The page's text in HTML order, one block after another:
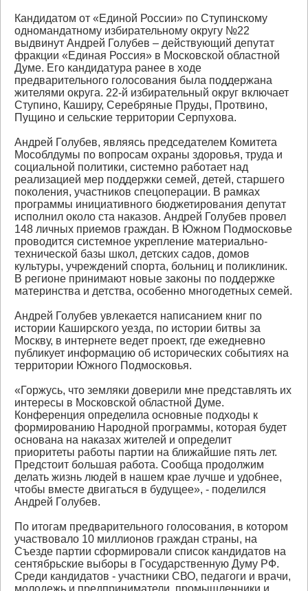
Кандидатом от «Единой России» по Ступинскому
одномандатному избирательному округу №22
выдвинут Андрей Голубев – действующий депутат
фракции «Единая Россия» в Московской областной
Думе. Его кандидатура ранее в ходе
предварительного голосования была поддержана
жителями округа. 22-й избирательный округ включает
Ступино, Каширу, Серебряные Пруды, Протвино,
Пущино и сельские территории Серпухова.
Андрей Голубев, являясь председателем Комитета
Мособлдумы по вопросам охраны здоровья, труда и
социальной политики, системно работает над
реализацией мер поддержки семей, детей, старшего
поколения, участников спецоперации. В рамках
программы инициативного бюджетирования депутат
исполнил около ста наказов. Андрей Голубев провел
148 личных приемов граждан. В Южном Подмосковье
проводится системное укрепление материально-
технической базы школ, детских садов, домов
культуры, учреждений спорта, больниц и поликлиник.
В регионе принимают новые законы по поддержке
материнства и детства, особенно многодетных семей.
Андрей Голубев увлекается написанием книг по
истории Каширского уезда, по истории битвы за
Москву, в интернете ведет проект, где ежедневно
публикует информацию об исторических событиях на
территории Южного Подмосковья.
«Горжусь, что земляки доверили мне представлять их
интересы в Московской областной Думе.
Конференция определила основные подходы к
формированию Народной программы, которая будет
основана на наказах жителей и определит
приоритеты работы партии на ближайшие пять лет.
Предстоит большая работа. Сообща продолжим
делать жизнь людей в нашем крае лучше и удобнее,
чтобы вместе двигаться в будущее», - поделился
Андрей Голубев.
По итогам предварительного голосования, в котором
участвовало 10 миллионов граждан страны, на
Съезде партии сформировали список кандидатов на
сентябрьские выборы в Государственную Думу РФ.
Среди кандидатов - участники СВО, педагоги и врачи,
молодежь и предприниматели, промышленники и